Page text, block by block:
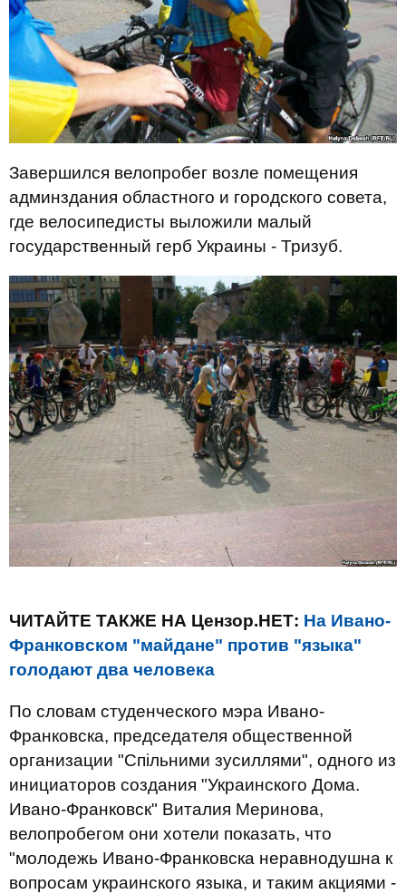
Завершился велопробег возле помещения
админздания областного и городского совета,
где велосипедисты выложили малый
государственный герб Украины - Тризуб.
ЧИТАЙТЕ ТАКЖЕ НА Цензор.НЕТ: На Ивано-
Франковском "майдане" против "языка"
голодают два человека
По словам студенческого мэра Ивано-
Франковска, председателя общественной
организации "Спільними зусиллями", одного из
инициаторов создания "Украинского Дома.
Ивано-Франковск" Виталия Меринова,
велопробегом они хотели показать, что
"молодежь Ивано-Франковска неравнодушна к
вопросам украинского языка, и таким акциями -